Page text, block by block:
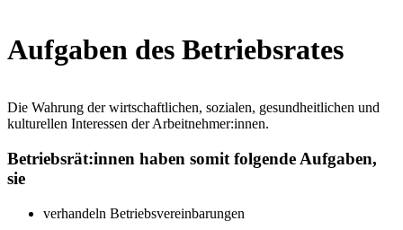
Aufgaben des Betriebsrates
Die Wahrung der wirtschaftlichen, sozialen, gesundheitlichen und
kulturellen Interessen der Arbeitnehmer:innen.
Betriebsrät:innen haben somit folgende Aufgaben,
sie
verhandeln Betriebsvereinbarungen